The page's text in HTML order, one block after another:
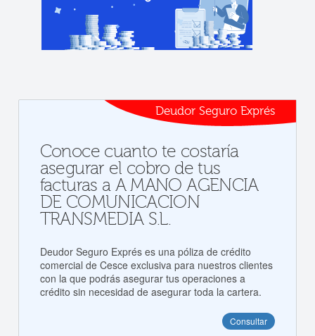
Deudor Seguro Exprés
Conoce cuanto te costaría
asegurar el cobro de tus
facturas a A MANO AGENCIA
DE COMUNICACION
TRANSMEDIA S.L.
Deudor Seguro Exprés es una póliza de crédito
comercial de Cesce exclusiva para nuestros clientes
con la que podrás asegurar tus operaciones a
crédito sin necesidad de asegurar toda la cartera.
Consultar